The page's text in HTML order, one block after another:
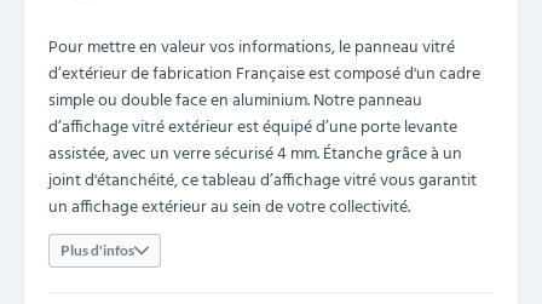
Pour mettre en valeur vos informations, le panneau vitré
d’extérieur de fabrication Française est composé d'un cadre
simple ou double face en aluminium. Notre panneau
d’affichage vitré extérieur est équipé d’une porte levante
assistée, avec un verre sécurisé 4 mm. Étanche grâce à un
joint d'étanchéité, ce tableau d’affichage vitré vous garantit
un affichage extérieur au sein de votre collectivité.
Plus d'infos